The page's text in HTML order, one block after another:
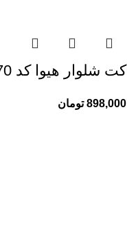
کت شلوار هیوا کد 11670
898,000 تومان